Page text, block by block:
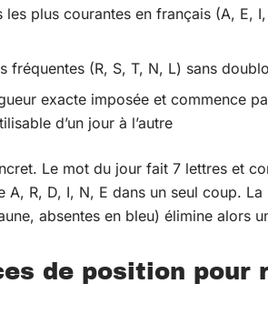
les plus courantes en français (A, E,
fréquentes (R, S, T, N, L) sans
exacte imposée et commence
d’un jour à l’autre
Le mot du jour fait 7 lettres et
A, R, D, I, N, E dans un seul coup.
absentes en bleu) élimine alors
de position pour